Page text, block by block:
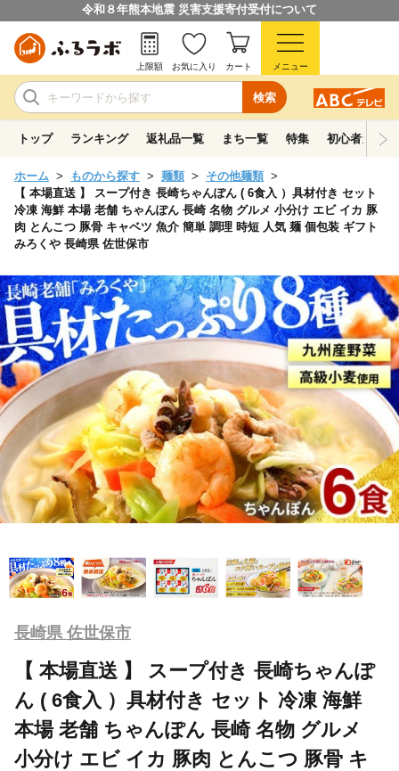
令和８年熊本地震 災害支援寄付受付について
検索
上限額 お気に入り カート メニュー
トップ ランキング 返礼品一覧 まち一覧 特集 初心者ガイド
ホーム ものから探す 麺類
その他麺類
【 本場直送 】 スープ付き 長崎ちゃんぽん ( 6食入 ）具材付き セット
冷凍 海鮮 本場 老舗 ちゃんぽん 長崎 名物 グルメ 小分け エビ イカ 豚
肉 とんこつ 豚骨 キャベツ 魚介 簡単 調理 時短 人気 麺 個包装 ギフト
みろくや 長崎県 佐世保市
長崎県 佐世保市
【 本場直送 】 スープ付き 長崎ちゃんぽ
ん ( 6食入 ）具材付き セット 冷凍 海鮮
本場 老舗 ちゃんぽん 長崎 名物 グルメ
小分け エビ イカ 豚肉 とんこつ 豚骨 キ